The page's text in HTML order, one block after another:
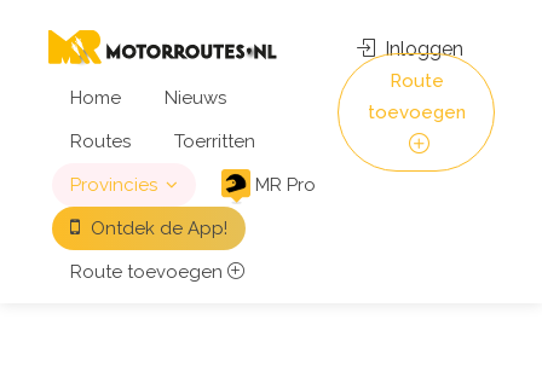
Home
Nieuws
Routes
Toerritten
Provincies
MR Pro
Ontdek de App!
Route toevoegen
Inloggen
Route
toevoegen